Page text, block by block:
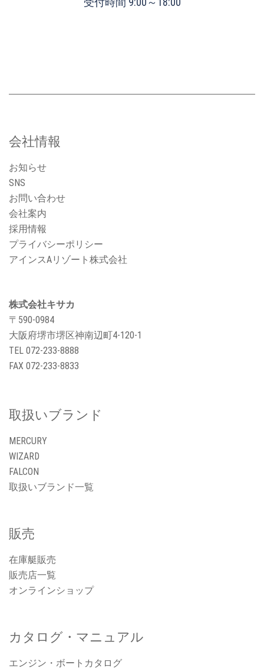
会社情報
お知らせ
SNS
お問い合わせ
会社案内
採用情報
プライバシーポリシー
アインスAリゾート株式会社
株式会社キサカ
〒590-0984
大阪府堺市堺区神南辺町4-120-1
TEL 072-233-8888
FAX 072-233-8833
取扱いブランド
MERCURY
WIZARD
FALCON
取扱いブランド一覧
販売
在庫艇販売
販売店一覧
オンラインショップ
カタログ・マニュアル
エンジン・ボートカタログ